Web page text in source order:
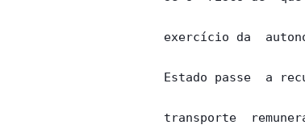
exercício da
Estado passe  a
transporte